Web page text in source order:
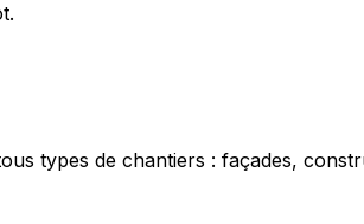
types de chantiers : façades,